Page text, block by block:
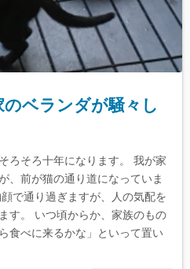
のベランダが騒々し
ろそろ十年になります。 我が家
、前が猫の通り道になっていま
で通り過ぎますが、人の気配を
す。 いつ頃からか、家族のもの
食べに来るかな」といって置い